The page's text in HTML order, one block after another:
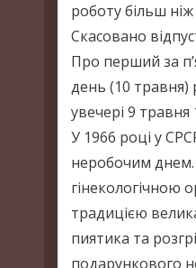
роботу більш
Скасовано
Про перший за
день (10 травня)
увечері 9 травня
У 1966 році у
неробочим днем.
гінекологічною
традицією
пиятика та
подарункового